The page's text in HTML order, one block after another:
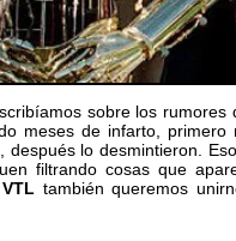
sobre los
meses de infarto, primero
lo desmintieron.
filtrando cosas que
VTL también queremos